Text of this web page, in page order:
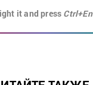
it and press